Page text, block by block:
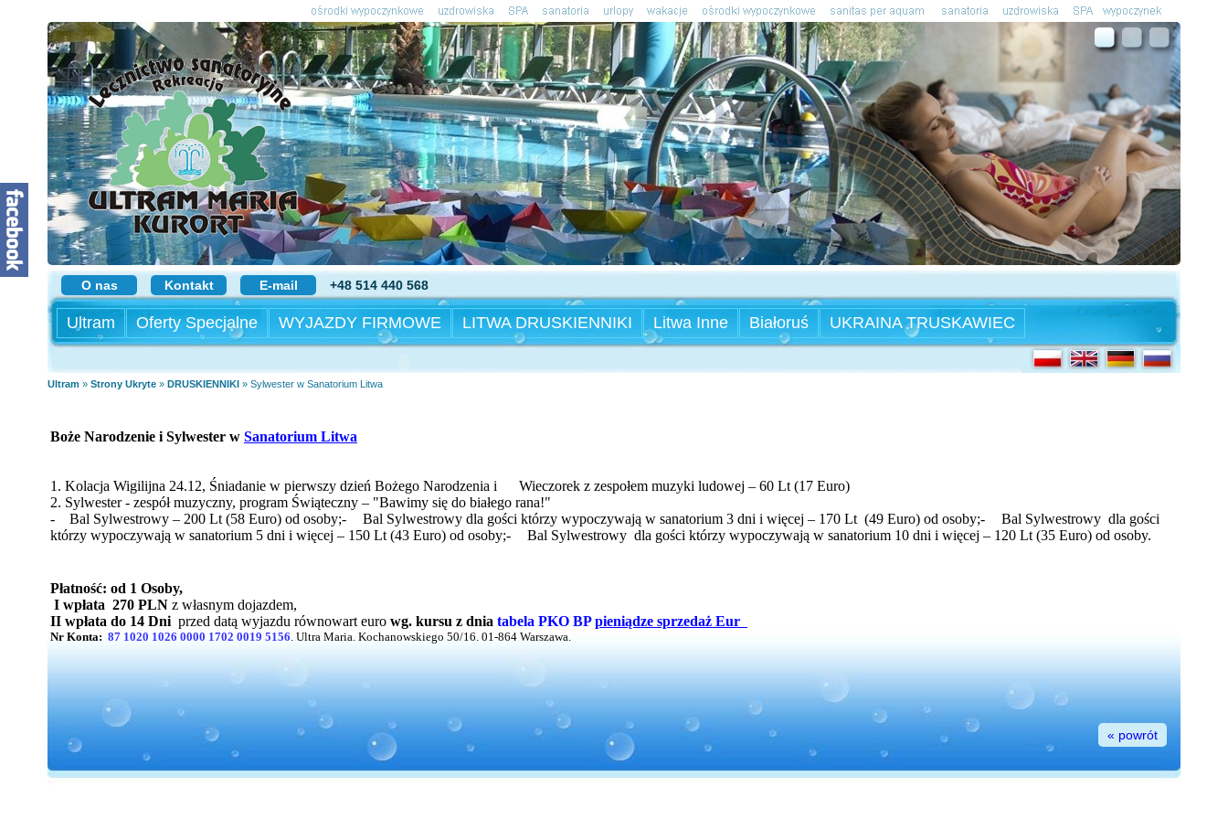
O nas Kontakt E-mail +48 514 440 568
Ultram Oferty Specjalne WYJAZDY FIRMOWE LITWA DRUSKIENNIKI Litwa Inne Białoruś UKRAINA TRUSKAWIEC
Ultram » Strony Ukryte » DRUSKIENNIKI » Sylwester w Sanatorium Litwa
Boże Narodzenie i Sylwester w Sanatorium Litwa
1. Kolacja Wigilijna 24.12, Śniadanie w pierwszy dzień Bożego Narodzenia i
Wieczorek z zespołem muzyki ludowej – 60 Lt (17 Euro)
2. Sylwester - zespół muzyczny, program Świąteczny – "Bawimy się do białego rana!"
-
Bal Sylwestrowy – 200 Lt (58 Euro) od osoby;- Bal Sylwestrowy dla gości którzy wypoczywają w sanatorium 3 dni i więcej – 170 Lt (49 Euro) od osoby;- Bal Sylwestrowy dla gości
którzy wypoczywają w sanatorium 5 dni i więcej – 150 Lt (43 Euro) od osoby;- Bal Sylwestrowy dla gości którzy wypoczywają w sanatorium 10 dni i więcej – 120 Lt (35 Euro) od osoby.
Płatność: od 1 Osoby,
I wpłata 270 PLN z własnym dojazdem,
II wpłata do 14 Dni przed datą wyjazdu równowart euro wg. kursu z dnia tabela PKO BPpieniądze sprzedaż Eur
Nr Konta: 87 1020 1026 0000 1702 0019 5156. Ultra Maria. Kochanowskiego 50/16. 01-864 Warszawa.
« powrót